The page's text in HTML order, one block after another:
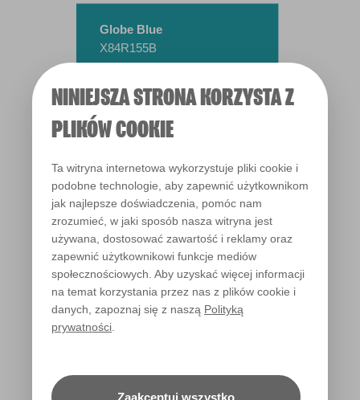
NINIEJSZA STRONA KORZYSTA Z
PLIKÓW COOKIE
Ta witryna internetowa wykorzystuje pliki cookie i
podobne technologie, aby zapewnić użytkownikom
jak najlepsze doświadczenia, pomóc nam
zrozumieć, w jaki sposób nasza witryna jest
używana, dostosować zawartość i reklamy oraz
zapewnić użytkownikowi funkcje mediów
społecznościowych. Aby uzyskać więcej informacji
na temat korzystania przez nas z plików cookie i
danych, zapoznaj się z naszą Polityką
prywatności
Zaakceptuj wszystko
Globe Blue
X84R155B